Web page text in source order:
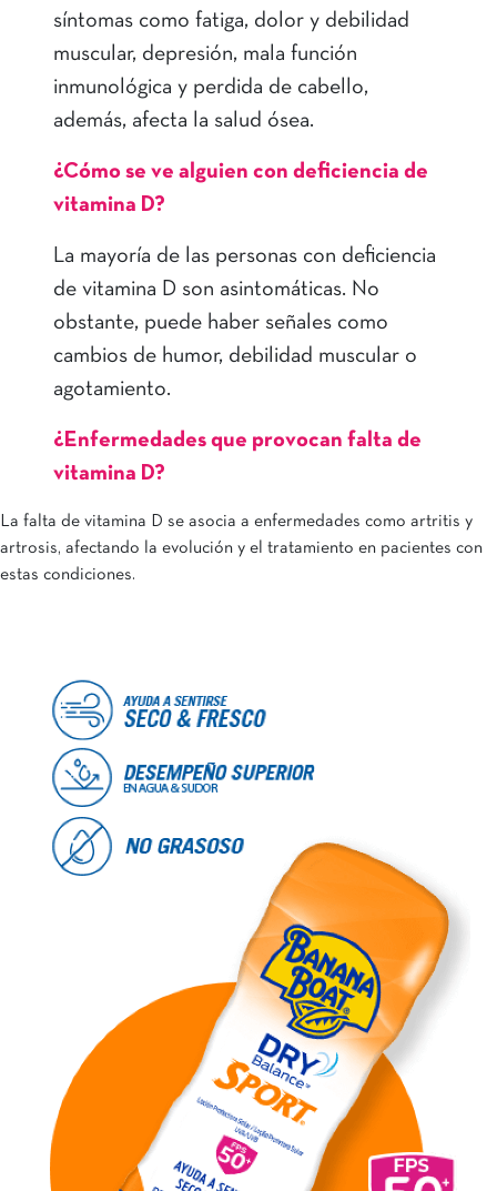
síntomas como fatiga, dolor y debilidad
muscular, depresión, mala función
inmunológica y perdida de cabello,
además, afecta la salud ósea.
¿Cómo se ve alguien con deficiencia de
vitamina D?
La mayoría de las personas con deficiencia
de vitamina D son asintomáticas. No
obstante, puede haber señales como
cambios de humor, debilidad muscular o
agotamiento.
¿Enfermedades que provocan falta de
vitamina D?
La falta de vitamina D se asocia a enfermedades como artritis y
artrosis, afectando la evolución y el tratamiento en pacientes con
estas condiciones.